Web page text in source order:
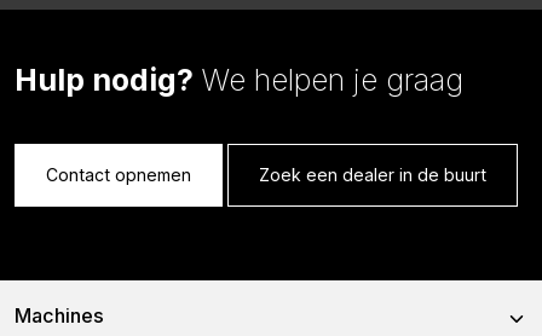
Hulp nodig? We helpen je graag
Contact opnemen Zoek een dealer in de buurt
Machines